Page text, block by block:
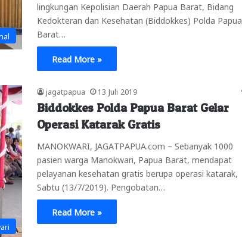
lingkungan Kepolisian Daerah Papua Barat, Bidang
Kedokteran dan Kesehatan (Biddokkes) Polda Papua
Barat…
Read More »
jagatpapua 13 Juli 2019
Biddokkes Polda Papua Barat Gelar
Operasi Katarak Gratis
MANOKWARI, JAGATPAPUA.com – Sebanyak 1000
pasien warga Manokwari, Papua Barat, mendapat
pelayanan kesehatan gratis berupa operasi katarak,
Sabtu (13/7/2019). Pengobatan…
Read More »